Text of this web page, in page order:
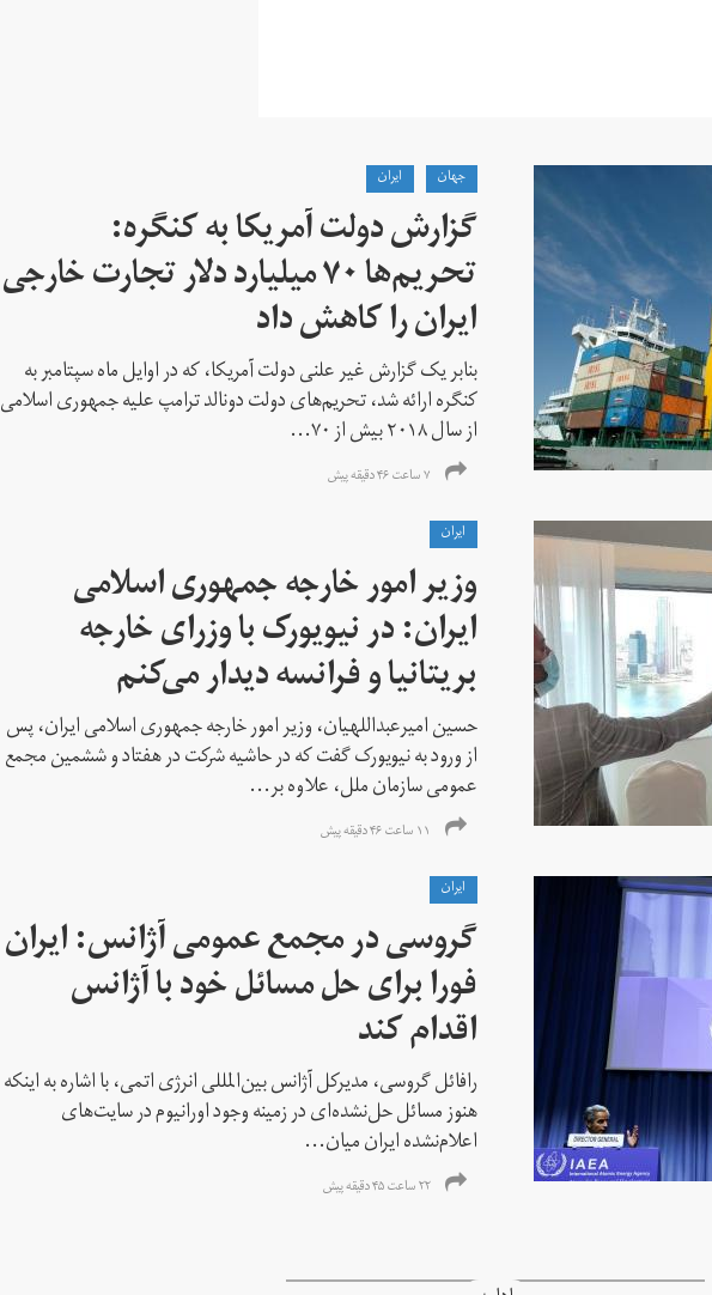
جهان ايران
گزارش دولت آمریکا به کنگره:
تحریم‌ها ۷۰ میلیارد دلار تجارت خارجی
ایران را کاهش داد
بنابر یک گزارش غیر علنی دولت آمریکا، که در اوایل ماه سپتامبر به
کنگره ارائه شد، تحریم‌های دولت دونالد ترامپ علیه جمهوری اسلامی
از سال ۲۰۱۸ بیش از ۷۰...
۷ ساعت ۴۶ دقیقه پیش
ايران
وزیر امور خارجه جمهوری اسلامی
ایران: در نیویورک با وزرای خارجه
بریتانیا و فرانسه دیدار می‌کنم
حسین امیرعبداللهیان، وزیر امور خارجه جمهوری اسلامی ایران، پس
از ورود به نیویورک گفت که در حاشیه شرکت در هفتاد و ششمین مجمع
عمومی سازمان ملل، علاوه بر...
۱۱ ساعت ۴۶ دقیقه پیش
ايران
گروسی در مجمع عمومی آژانس: ایران
فورا برای حل مسائل خود با آژانس
اقدام کند
رافائل گروسی، مدیرکل آژانس بین‌المللی انرژی اتمی، با اشاره به اینکه
هنوز مسائل حل‌نشده‌ای در زمینه وجود اورانیوم در سایت‌های
اعلام‌نشده ایران میان...
۲۲ ساعت ۴۵ دقیقه پیش